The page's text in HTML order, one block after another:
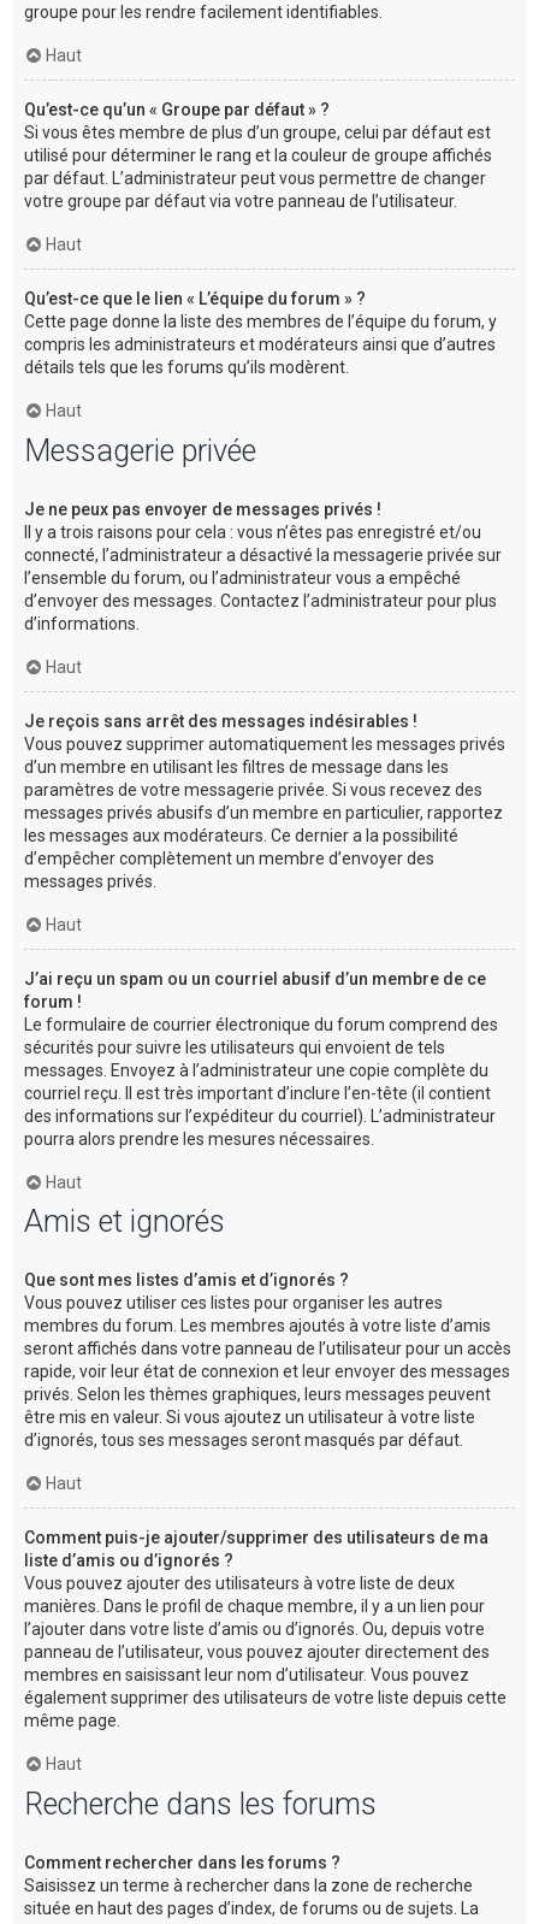
groupe pour les rendre facilement identifiables.
Haut
Qu’est-ce qu’un « Groupe par défaut » ?
Si vous êtes membre de plus d’un groupe, celui par défaut est
utilisé pour déterminer le rang et la couleur de groupe affichés
par défaut. L’administrateur peut vous permettre de changer
votre groupe par défaut via votre panneau de l’utilisateur.
Haut
Qu’est-ce que le lien « L’équipe du forum » ?
Cette page donne la liste des membres de l’équipe du forum, y
compris les administrateurs et modérateurs ainsi que d’autres
détails tels que les forums qu’ils modèrent.
Haut
Messagerie privée
Je ne peux pas envoyer de messages privés !
Il y a trois raisons pour cela : vous n’êtes pas enregistré et/ou
connecté, l’administrateur a désactivé la messagerie privée sur
l’ensemble du forum, ou l’administrateur vous a empêché
d’envoyer des messages. Contactez l’administrateur pour plus
d’informations.
Haut
Je reçois sans arrêt des messages indésirables !
Vous pouvez supprimer automatiquement les messages privés
d’un membre en utilisant les filtres de message dans les
paramètres de votre messagerie privée. Si vous recevez des
messages privés abusifs d’un membre en particulier, rapportez
les messages aux modérateurs. Ce dernier a la possibilité
d’empêcher complètement un membre d’envoyer des
messages privés.
Haut
J’ai reçu un spam ou un courriel abusif d’un membre de ce
forum !
Le formulaire de courrier électronique du forum comprend des
sécurités pour suivre les utilisateurs qui envoient de tels
messages. Envoyez à l’administrateur une copie complète du
courriel reçu. Il est très important d’inclure l’en-tête (il contient
des informations sur l’expéditeur du courriel). L’administrateur
pourra alors prendre les mesures nécessaires.
Haut
Amis et ignorés
Que sont mes listes d’amis et d’ignorés ?
Vous pouvez utiliser ces listes pour organiser les autres
membres du forum. Les membres ajoutés à votre liste d’amis
seront affichés dans votre panneau de l’utilisateur pour un accès
rapide, voir leur état de connexion et leur envoyer des messages
privés. Selon les thèmes graphiques, leurs messages peuvent
être mis en valeur. Si vous ajoutez un utilisateur à votre liste
d’ignorés, tous ses messages seront masqués par défaut.
Haut
Comment puis-je ajouter/supprimer des utilisateurs de ma
liste d’amis ou d’ignorés ?
Vous pouvez ajouter des utilisateurs à votre liste de deux
manières. Dans le profil de chaque membre, il y a un lien pour
l’ajouter dans votre liste d’amis ou d’ignorés. Ou, depuis votre
panneau de l’utilisateur, vous pouvez ajouter directement des
membres en saisissant leur nom d’utilisateur. Vous pouvez
également supprimer des utilisateurs de votre liste depuis cette
même page.
Haut
Recherche dans les forums
Comment rechercher dans les forums ?
Saisissez un terme à rechercher dans la zone de recherche
située en haut des pages d’index, de forums ou de sujets. La